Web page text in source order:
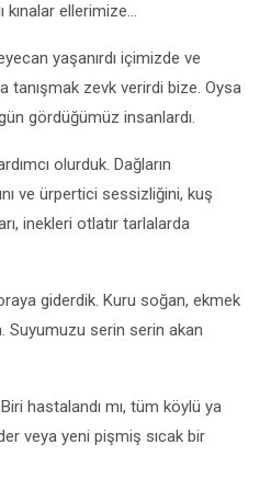
kınalar ellerimize…
yaşanırdı içimizde ve
tanışmak zevk verirdi bize. Oysa
gördüğümüz insanlardı.
olurduk. Dağların
ve ürpertici sessizliğini, kuş
inekleri otlatır tarlalarda
giderdik. Kuru soğan, ekmek
Suyumuzu serin serin akan
hastalandı mı, tüm köylü ya
veya yeni pişmiş sıcak bir